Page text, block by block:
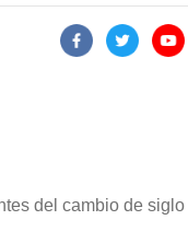
del cambio de